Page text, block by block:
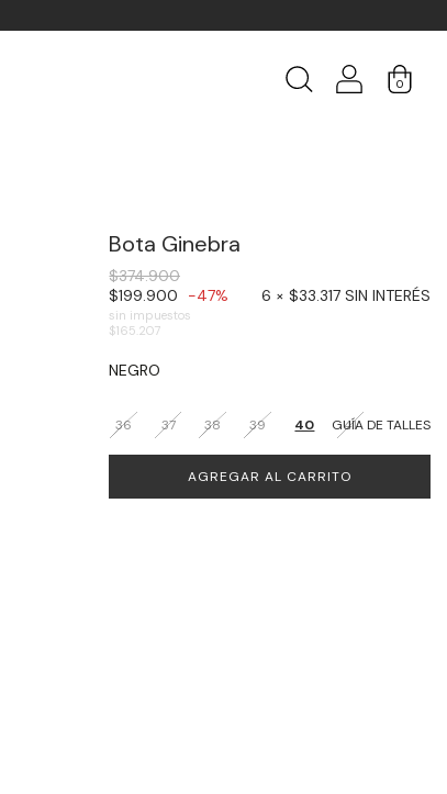
0
Bota Ginebra
$374.900
$199.900
-47% 6 × $33.317 SIN INTERÉS
sin impuestos
$165.207
NEGRO
36 37 38 39 40 41
GUÍA DE TALLES